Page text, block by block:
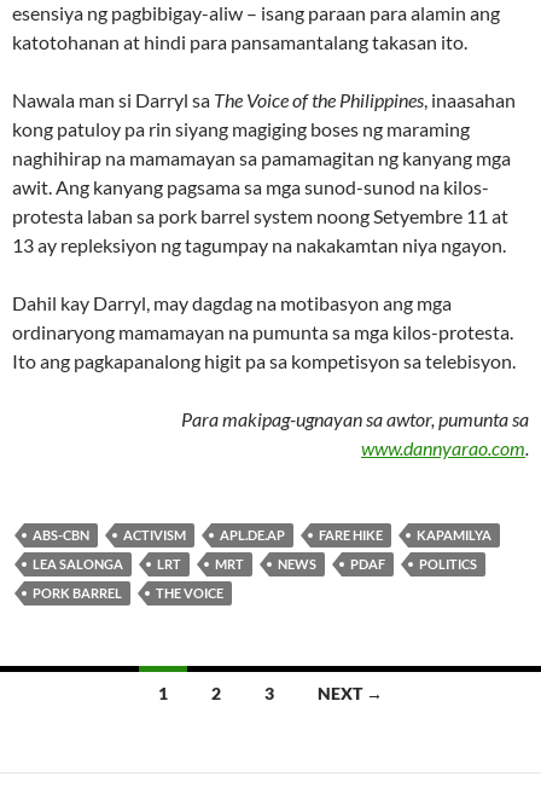
esensiya ng pagbibigay-aliw – isang paraan para alamin ang
katotohanan at hindi para pansamantalang takasan ito.
Nawala man si Darryl sa The Voice of the Philippines, inaasahan
kong patuloy pa rin siyang magiging boses ng maraming
naghihirap na mamamayan sa pamamagitan ng kanyang mga
awit. Ang kanyang pagsama sa mga sunod-sunod na kilos-
protesta laban sa pork barrel system noong Setyembre 11 at
13 ay repleksiyon ng tagumpay na nakakamtan niya ngayon.
Dahil kay Darryl, may dagdag na motibasyon ang mga
ordinaryong mamamayan na pumunta sa mga kilos-protesta.
Ito ang pagkapanalong higit pa sa kompetisyon sa telebisyon.
Para makipag-ugnayan sa awtor, pumunta sa
www.dannyarao.com.
ABS-CBN ACTIVISM APL.DE.AP FARE HIKE
KAPAMILYA
LEA SALONGA
LRT MRT NEWS PDAF
POLITICS
PORK BARREL
THE VOICE
1 2 3 NEXT →